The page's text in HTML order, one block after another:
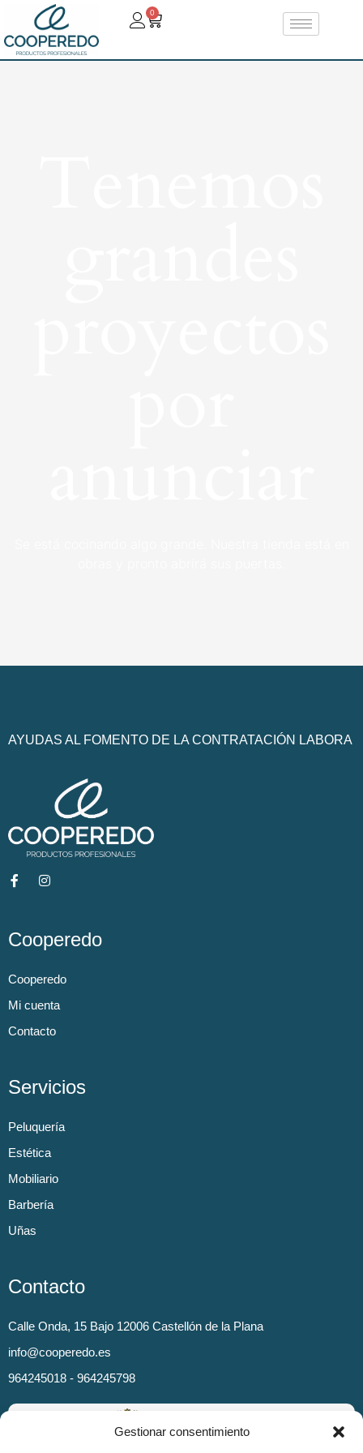
Gestionar consentimiento
0
AYUDAS AL FOMENTO DE LA CONTRATACIÓN LABORA
Cooperedo
Cooperedo
Mi cuenta
Contacto
Servicios
Peluquería
Estética
Mobiliario
Barbería
Uñas
Contacto
Calle Onda, 15 Bajo 12006 Castellón de la Plana
info@cooperedo.es
964245018 - 964245798